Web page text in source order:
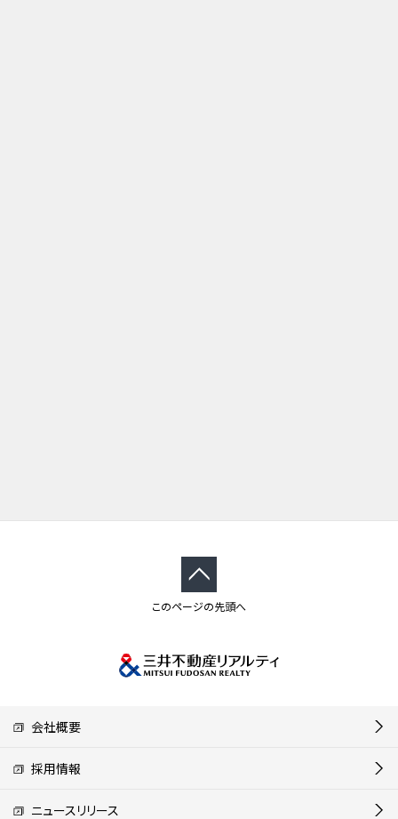
このページの先頭へ
会社概要
採用情報
ニュースリリース